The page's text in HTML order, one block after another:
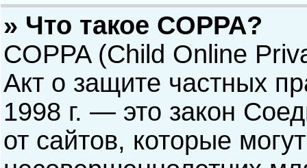
» Что такое COPPA?
COPPA (Child Online
Акт о защите частных
1998 г. — это закон
от сайтов, которые